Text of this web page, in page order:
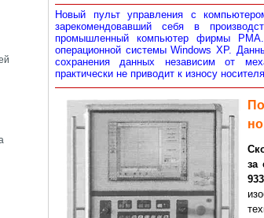
Новый пульт управления с
зарекомендовавший себя в
промышленный компьютер фирмы
операционной системы Windows ХР.
сохранения данных независим от
практически не приводит к износу
за